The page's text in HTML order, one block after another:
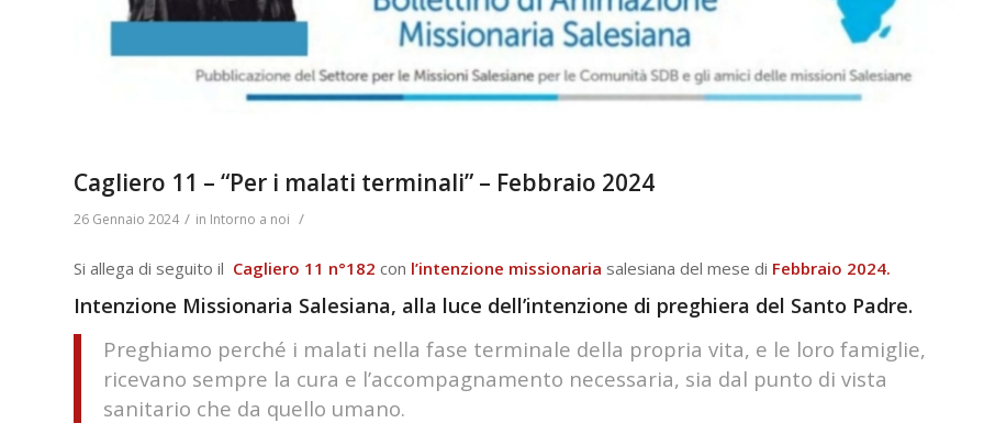
Cagliero 11 – “Per i malati terminali” – Febbraio 2024
26 Gennaio 2024 / in Intorno a noi /
Si allega di seguito il Cagliero 11 n°182 con l’intenzione missionaria salesiana del mese di Febbraio 2024.
Intenzione Missionaria Salesiana, alla luce dell’intenzione di preghiera del Santo Padre.
Preghiamo perché i malati nella fase terminale della propria vita, e le loro famiglie,
ricevano sempre la cura e l’accompagnamento necessaria, sia dal punto di vista
sanitario che da quello umano.